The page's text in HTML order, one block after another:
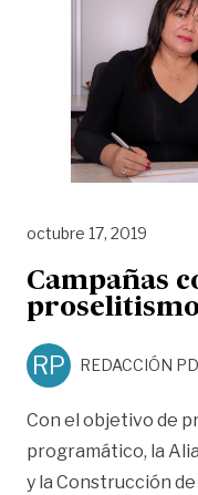
octubre 17, 2019
Campañas
RP REDACCIÓN
Con el objetivo de
programático, la
y la Construcción